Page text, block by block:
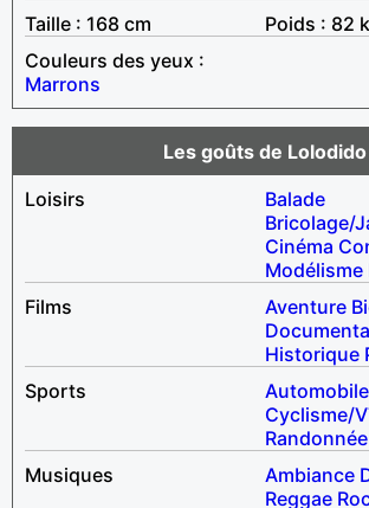
Taille : 168 cm
Poids : 82
Couleurs des yeux :
Marrons
Les goûts de Lolodido
Loisirs
Balade
Bricolage/
Cinéma
Modélisme
Films
Aventure
Historique
Sports
Automobile
Cyclisme/
Randonnée
Musiques
Ambiance
Reggae